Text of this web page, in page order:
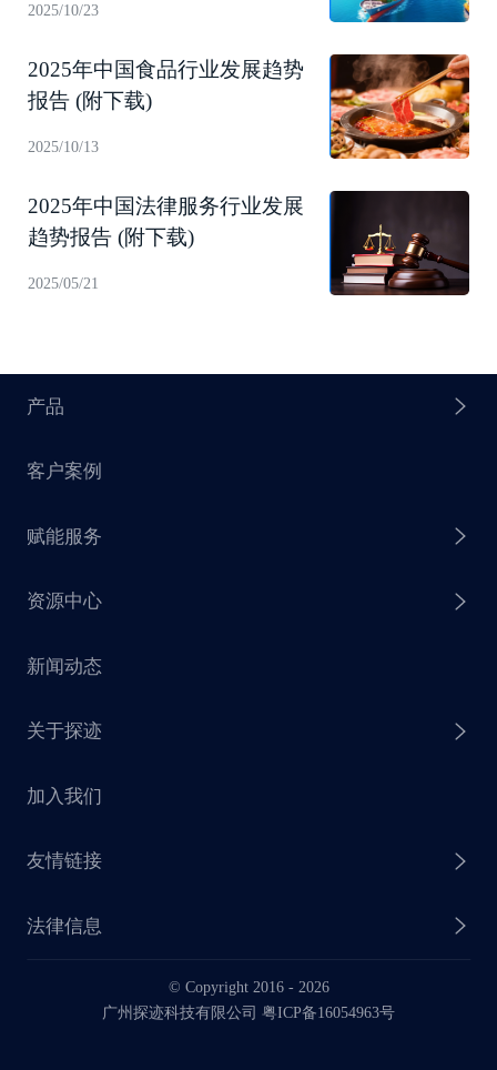
2025/10/23
2025年中国食品行业发展趋势
报告 (附下载)
2025/10/13
2025年中国法律服务行业发展
趋势报告 (附下载)
2025/05/21
产品
探迹 AI Agent
探迹 AI 拓客
探迹 AI 触达
探迹 AI CRM
客户案例
赋能服务
赋能计划
资源中心
销售干货
探迹大数据研究院
新闻动态
关于探迹
企业介绍
联系我们
业务动态
加入我们
友情链接
法律信息
法律声明
© Copyright 2016 - 2026
广州探迹科技有限公司 粤ICP备16054963号